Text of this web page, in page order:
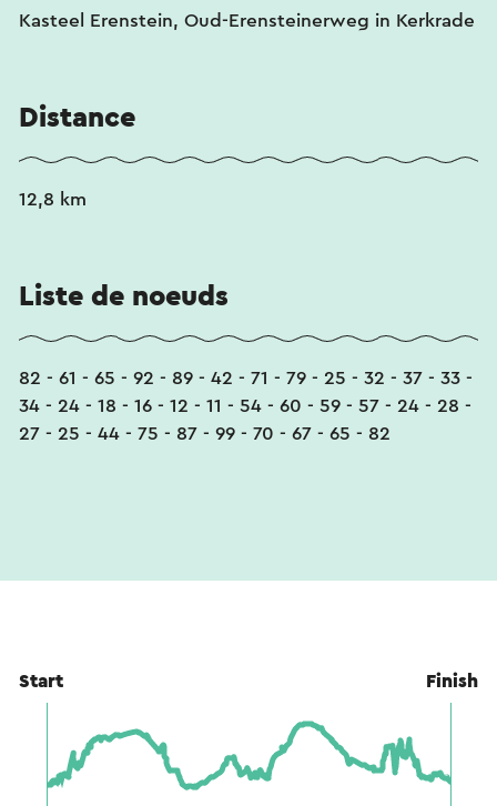
Kasteel Erenstein, Oud-Erensteinerweg in Kerkrade
Distance
12,8 km
Liste de noeuds
82 - 61 - 65 - 92 - 89 - 42 - 71 - 79 - 25 - 32 - 37 - 33 -
34 - 24 - 18 - 16 - 12 - 11 - 54 - 60 - 59 - 57 - 24 - 28 -
27 - 25 - 44 - 75 - 87 - 99 - 70 - 67 - 65 - 82
Start Finish